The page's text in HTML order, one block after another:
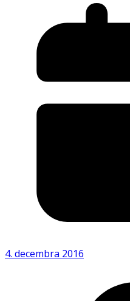
4. decembra 2016